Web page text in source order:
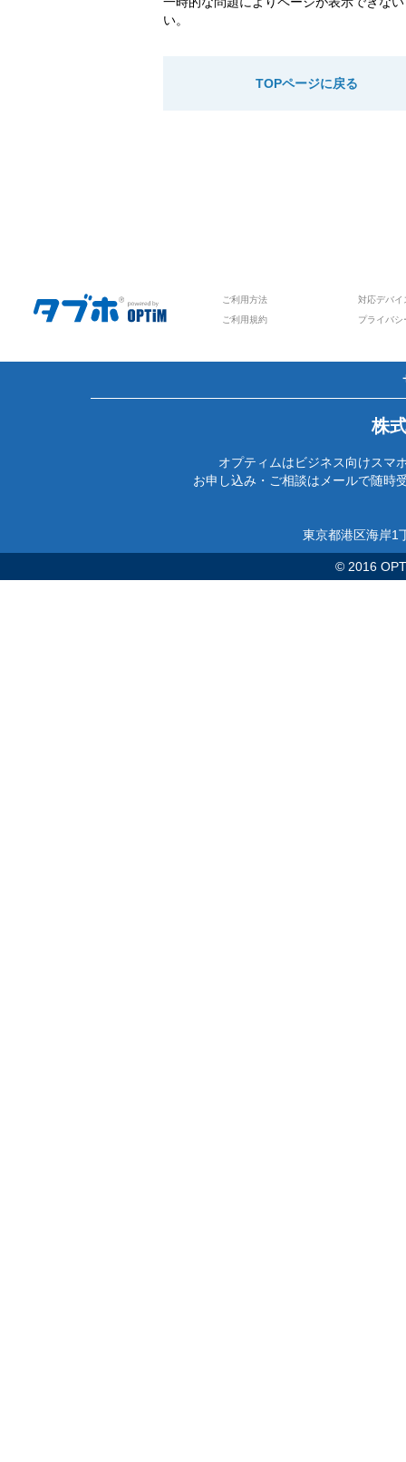
い。
TOPページに戻る
ご利用方法
対応デバイ
ご利用規約
プライバシ
株
オプティムはビジネス向けスマ
お申し込み・ご相談はメールで随時
東京都港区海岸1
© 2016